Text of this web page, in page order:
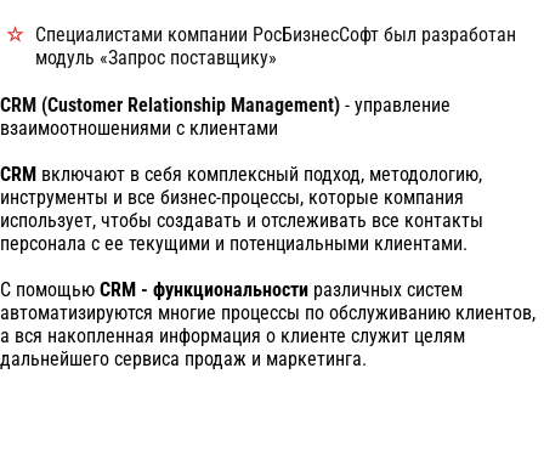
Специалистами компании РосБизнесСофт был разработан
модуль «Запрос поставщику»
CRM (Customer Relationship Management) - управление
взаимоотношениями с клиентами
CRM включают в себя комплексный подход, методологию,
инструменты и все бизнес-процессы, которые компания
использует, чтобы создавать и отслеживать все контакты
персонала с ее текущими и потенциальными клиентами.
С помощью CRM - функциональности различных систем
автоматизируются многие процессы по обслуживанию клиентов,
а вся накопленная информация о клиенте служит целям
дальнейшего сервиса продаж и маркетинга.